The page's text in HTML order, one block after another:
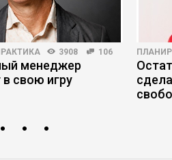
3908 106
менеджер
в свою игру